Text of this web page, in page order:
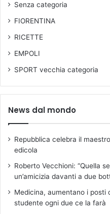
Senza categoria
FIORENTINA
RICETTE
EMPOLI
SPORT vecchia categoria
News dal mondo
Repubblica celebra il
edicola
Roberto Vecchioni: “Quella
un’amicizia davanti a due
Medicina, aumentano i posti
studente ogni due ce la farà